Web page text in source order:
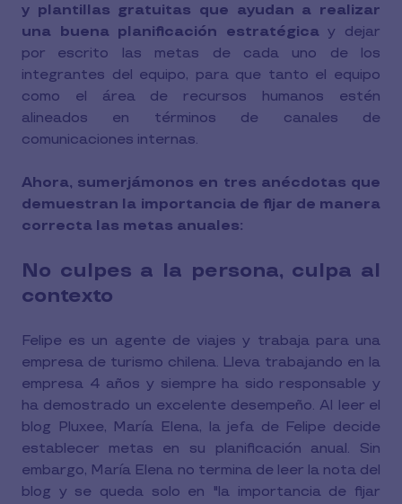
y plantillas gratuitas que ayudan a realizar
una buena planificación estratégicay dejar
por escrito las metas de cada uno de los
integrantes del equipo, para que tanto el equipo
como el área de recursos humanos estén
alineados en términos de canales de
comunicaciones internas.
Ahora, sumerjámonos en tres anécdotas que
demuestran la importancia de fijar de manera
correcta las metas anuales:
No culpes a la persona, culpa al
contexto
Felipe es un agente de viajes y trabaja para una
empresa de turismo chilena. Lleva trabajando en la
empresa 4 años y siempre ha sido responsable y
ha demostrado un excelente desempeño. Al leer el
blog Pluxee, María Elena, la jefa de Felipe decide
establecer metas en su planificación anual. Sin
embargo, María Elena no termina de leer la nota del
blog y se queda solo en "la importancia de fijar